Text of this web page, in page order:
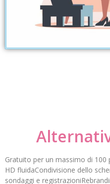
Gratuito per un massimo di
HD fluidaCondivisione dello
sondaggi e